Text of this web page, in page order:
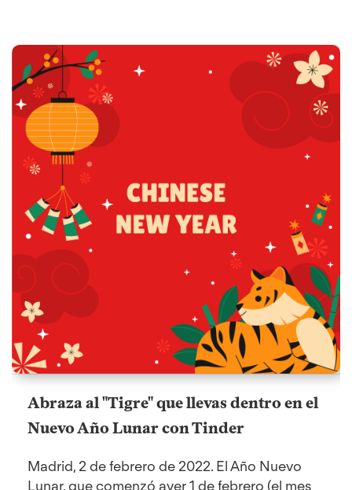
Abraza al "Tigre" que llevas dentro en el
Nuevo Año Lunar con Tinder
Madrid, 2 de febrero de 2022. El Año Nuevo
Lunar, que comenzó ayer 1 de febrero (el mes